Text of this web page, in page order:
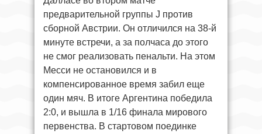
предварительной группы J против
сборной Австрии. Он отличился на 38-й
минуте встречи, а за полчаса до этого
не смог реализовать пенальти. На этом
Месси не остановился и в
компенсированное время забил еще
один мяч. В итоге Аргентина победила
2:0, и вышла в 1/16 финала мирового
первенства. В стартовом поединке